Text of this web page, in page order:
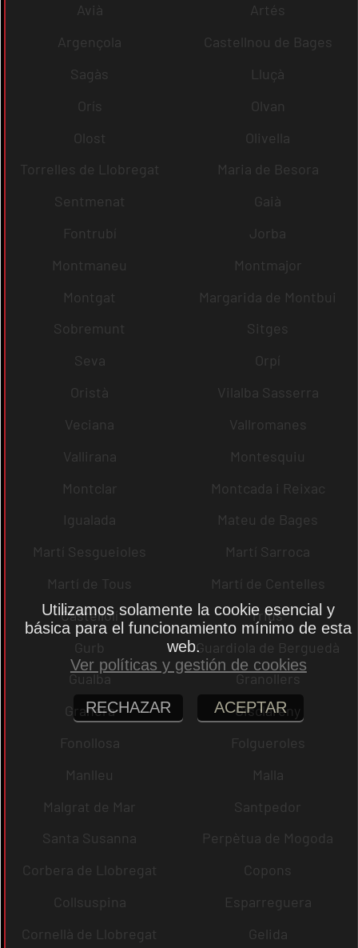
Avià
Artés
Argençola
Castellnou de Bages
Sagàs
Lluçà
Orís
Olvan
Olost
Olivella
Torrelles de Llobregat
Maria de Besora
Sentmenat
Gaià
Fontrubí
Jorba
Montmaneu
Montmajor
Montgat
Margarida de Montbui
Sobremunt
Sitges
Seva
Orpí
Oristà
Vilalba Sasserra
Veciana
Vallromanes
Vallirana
Montesquiu
Montclar
Montcada i Reixac
Igualada
Mateu de Bages
Martí Sesgueioles
Martí Sarroca
Martí de Tous
Martí de Centelles
Castellolí
rrius
Gurb
Guardiola de Berguedà
Gualba
Granollers
Granera
Gisclareny
Fonollosa
Folgueroles
Manlleu
Malla
Malgrat de Mar
Santpedor
Santa Susanna
Perpètua de Mogoda
Corbera de Llobregat
Copons
Collsuspina
Esparreguera
Cornellà de Llobregat
Gelida
Utilizamos solamente la cookie esencial y
básica para el funcionamiento mínimo de esta
web.
Ver políticas y gestión de cookies
RECHAZAR ACEPTAR